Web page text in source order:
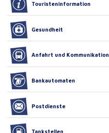
Touristeninformation
Gesundheit
Anfahrt und Kommunikation
Bankautomaten
Postdienste
Tankstellen